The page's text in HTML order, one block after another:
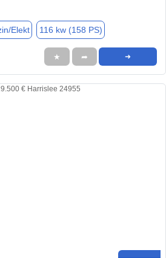
Elekt 116 kw (158 PS)
★ ➦ ➜